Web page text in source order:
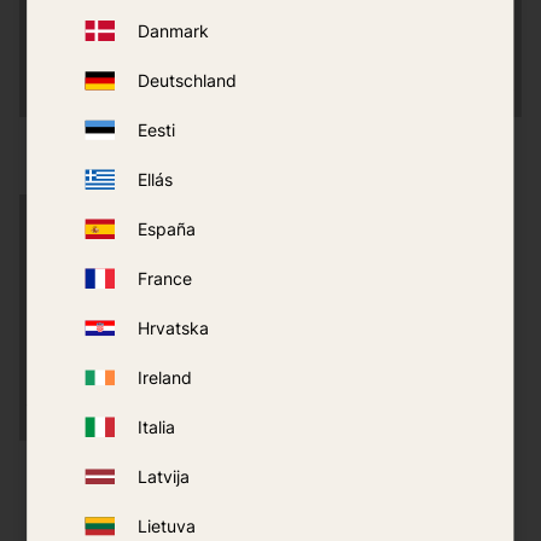
Danmark
Deutschland
Eesti
Ellás
España
France
Hrvatska
Ireland
Italia
Latvija
Lietuva
Collectivités & secteur
sportives